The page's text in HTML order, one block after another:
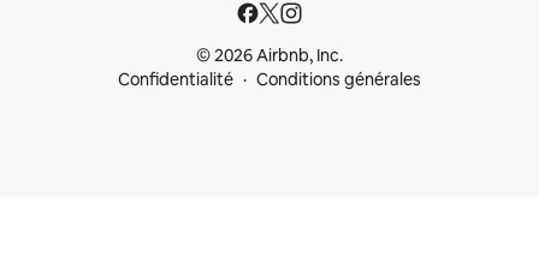
© 2026 Airbnb, Inc.
Confidentialité
Conditions générales